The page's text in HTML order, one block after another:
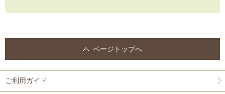
ページトップへ
ご利用ガイド